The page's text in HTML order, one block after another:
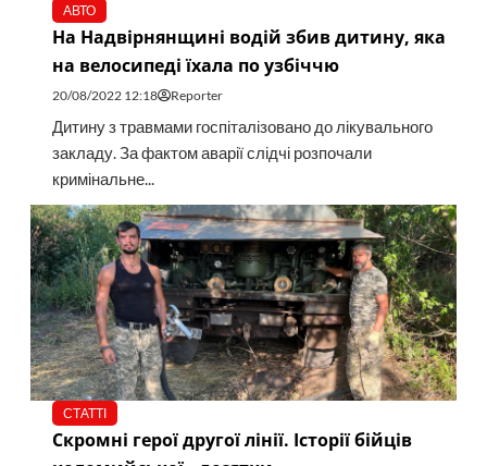
АВТО
На Надвірнянщині водій збив дитину, яка
на велосипеді їхала по узбіччю
20/08/2022 12:18 Reporter
Дитину з травмами госпіталізовано до лікувального
закладу. За фактом аварії слідчі розпочали
кримінальне...
СТАТТІ
Скромні герої другої лінії. Історії бійців